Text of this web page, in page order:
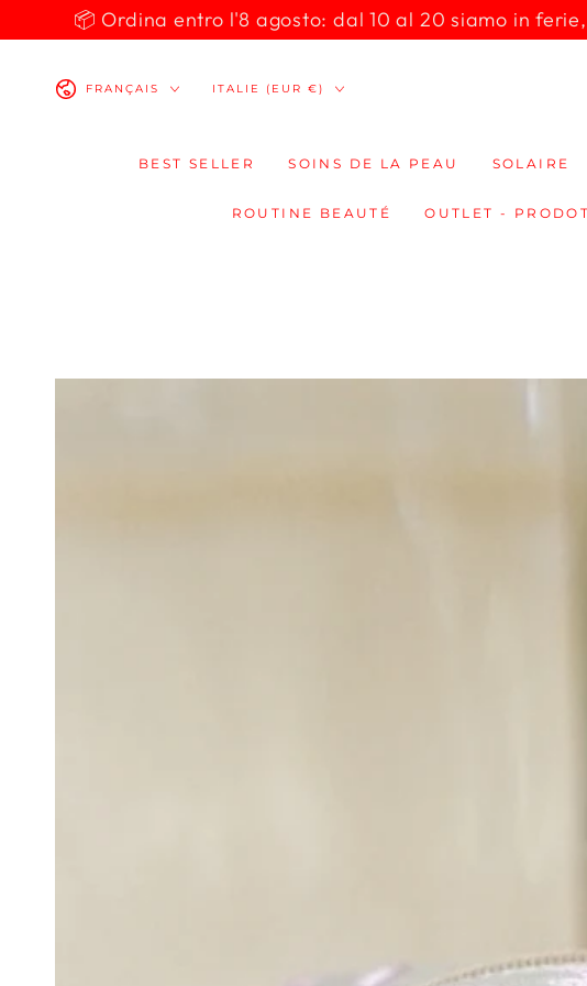
IGNORER LE
CONTENU📦 Ordina entro l'8 agosto: dal 10 al 20 siamo in
LangueFRANÇAIS Pays/région
ITALIE (EUR €)
BEST SELLER SOINS DE LA PEAU SOLAIRE
ROUTINE BEAUTÉ OUTLET -
IGNORER LES